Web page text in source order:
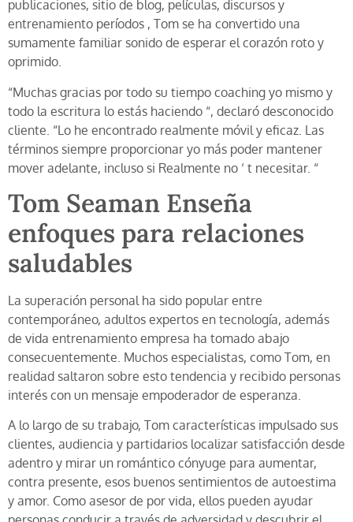
publicaciones, sitio de blog, películas, discursos y
entrenamiento períodos , Tom se ha convertido una
sumamente familiar sonido de esperar el corazón roto y
oprimido.
“Muchas gracias por todo su tiempo coaching yo mismo y
todo la escritura lo estás haciendo “, declaró desconocido
cliente. “Lo he encontrado realmente móvil y eficaz. Las
términos siempre proporcionar yo más poder mantener
mover adelante, incluso si Realmente no ‘ t necesitar. “
Tom Seaman Enseña
enfoques para relaciones
saludables
La superación personal ha sido popular entre
contemporáneo, adultos expertos en tecnología, además
de vida entrenamiento empresa ha tomado abajo
consecuentemente. Muchos especialistas, como Tom, en
realidad saltaron sobre esto tendencia y recibido personas
interés con un mensaje empoderador de esperanza.
A lo largo de su trabajo, Tom características impulsado sus
clientes, audiencia y partidarios localizar satisfacción desde
adentro y mirar un romántico cónyuge para aumentar,
contra presente, esos buenos sentimientos de autoestima
y amor. Como asesor de por vida, ellos pueden ayudar